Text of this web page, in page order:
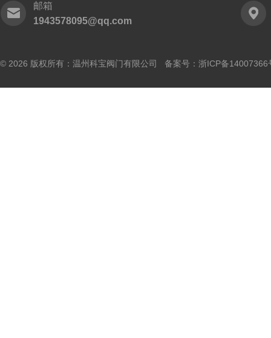
邮箱
1943578095@qq.com
© 2026 版权所有：温州科宝阀门有限公司 备案号： 浙ICP备14007366